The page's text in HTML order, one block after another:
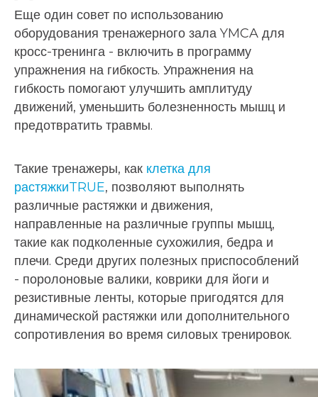
Еще один совет по использованию
оборудования тренажерного зала YMCA для
кросс-тренинга - включить в программу
упражнения на гибкость. Упражнения на
гибкость помогают улучшить амплитуду
движений, уменьшить болезненность мышц и
предотвратить травмы.
Такие тренажеры, как клетка для
растяжкиTRUE, позволяют выполнять
различные растяжки и движения,
направленные на различные группы мышц,
такие как подколенные сухожилия, бедра и
плечи. Среди других полезных приспособлений
- поролоновые валики, коврики для йоги и
резистивные ленты, которые пригодятся для
динамической растяжки или дополнительного
сопротивления во время силовых тренировок.